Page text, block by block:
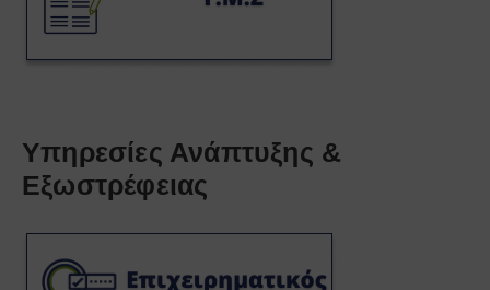
Υπηρεσίες Ανάπτυξης &
Εξωστρέφειας